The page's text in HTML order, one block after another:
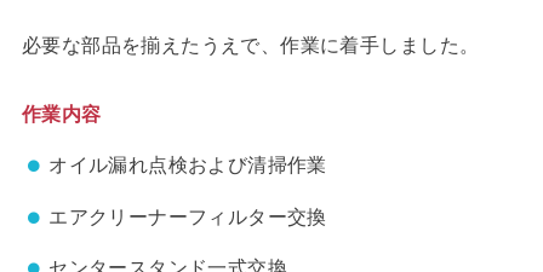
必要な部品を揃えたうえで、作業に着手しました。
作業内容
オイル漏れ点検および清掃作業
エアクリーナーフィルター交換
センタースタンド一式交換